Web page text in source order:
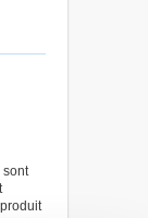
sont